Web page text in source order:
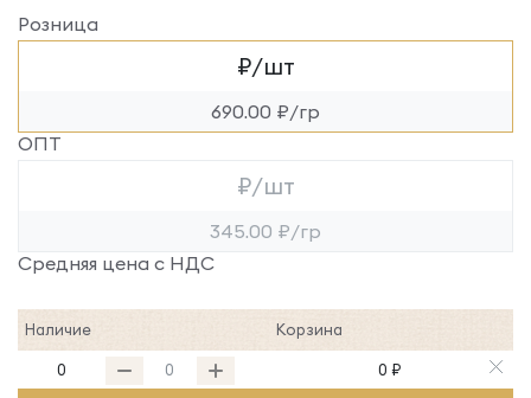
Розница
₽/шт
690.00 ₽/гр
ОПТ
₽/шт
345.00 ₽/гр
Средняя цена с НДС
Наличие Корзина
0 0 ₽